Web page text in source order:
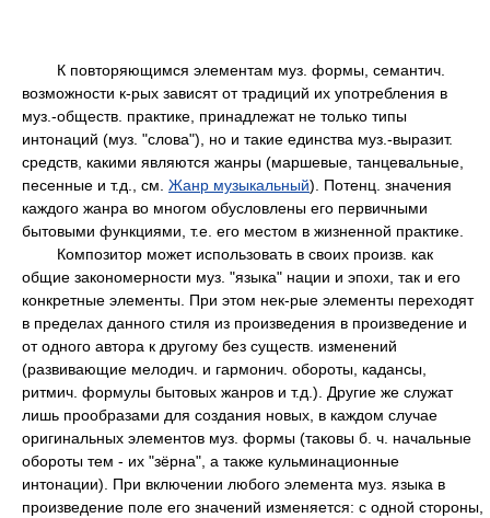
К повторяющимся элементам муз. формы, семантич.
возможности к-рых зависят от традиций их употребления в
муз.-обществ. практике, принадлежат не только типы
интонаций (муз. "слова"), но и такие единства муз.-выразит.
средств, какими являются жанры (маршевые, танцевальные,
песенные и т.д., см. Жанр музыкальный). Потенц. значения
каждого жанра во многом обусловлены его первичными
бытовыми функциями, т.е. его местом в жизненной практике.
Композитор может использовать в своих произв. как
общие закономерности муз. "языка" нации и эпохи, так и его
конкретные элементы. При этом нек-рые элементы переходят
в пределах данного стиля из произведения в произведение и
от одного автора к другому без существ. изменений
(развивающие мелодич. и гармонич. обороты, кадансы,
ритмич. формулы бытовых жанров и т.д.). Другие же служат
лишь прообразами для создания новых, в каждом случае
оригинальных элементов муз. формы (таковы б. ч. начальные
обороты тем - их "зёрна", а также кульминационные
интонации). При включении любого элемента муз. языка в
произведение поле его значений изменяется: с одной стороны,